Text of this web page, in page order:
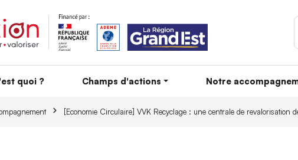
quoi ? Champs d'actions Notre
[Economie Circulaire] VVK Recyclage : une centrale de revalorisation